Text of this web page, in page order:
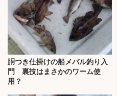
胴つき仕掛けの船メバル釣り入
門 裏技はまさかのワーム使
用？